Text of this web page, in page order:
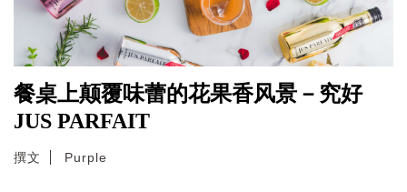
餐桌上颠覆味蕾的花果香风景－究好
JUS PARFAIT
撰文 Purple